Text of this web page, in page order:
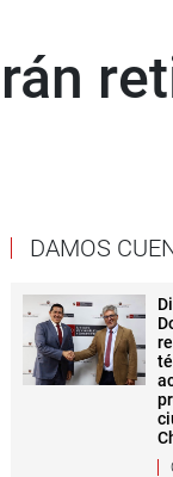
DAMOS